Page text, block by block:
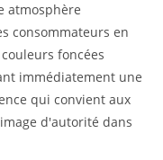
atmosphère
consommateurs en
foncées
immédiatement une
qui convient aux
d'autorité dans